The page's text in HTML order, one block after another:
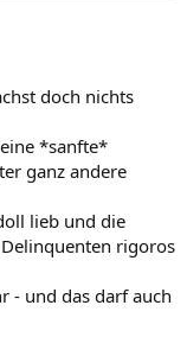
doch nichts
*sanfte*
ganz andere
lieb und die
rigoros
- und das darf auch